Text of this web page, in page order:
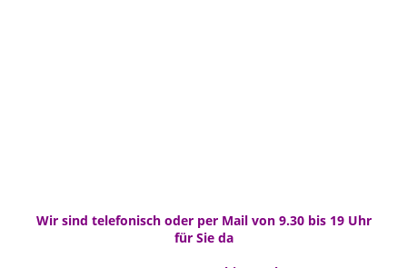
Wir sind telefonisch oder per Mail von 9.30 bis 19 Uhr
für Sie da